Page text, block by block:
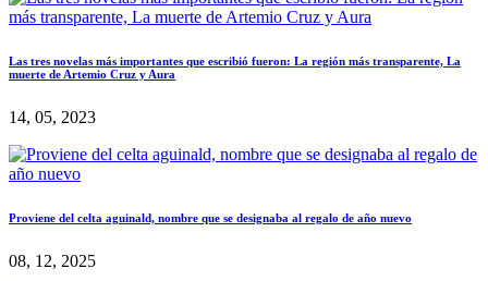
Las tres novelas más importantes que escribió fueron: La región más transparente, La
muerte de Artemio Cruz y Aura
14, 05, 2023
Proviene del celta aguinald, nombre que se designaba al regalo de año nuevo
08, 12, 2025